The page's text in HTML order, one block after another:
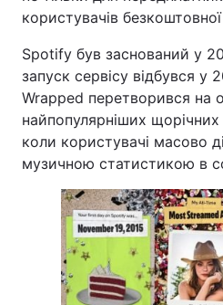
користувачів
Spotify був заснований у
запуск сервісу відбувся у
Wrapped перетворився на
найпопулярніших щорічних
коли користувачі масово
музичною статистикою в